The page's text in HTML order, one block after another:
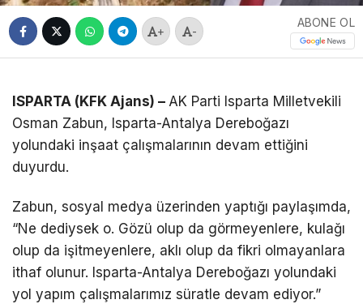
+ -
ABONE OL
ISPARTA (KFK Ajans) – AK Parti Isparta Milletvekili
Osman Zabun, Isparta-Antalya Dereboğazı
yolundaki inşaat çalışmalarının devam ettiğini
duyurdu.
Zabun, sosyal medya üzerinden yaptığı paylaşımda,
“Ne dediysek o. Gözü olup da görmeyenlere, kulağı
olup da işitmeyenlere, aklı olup da fikri olmayanlara
ithaf olunur. Isparta-Antalya Dereboğazı yolundaki
yol yapım çalışmalarımız süratle devam ediyor.”